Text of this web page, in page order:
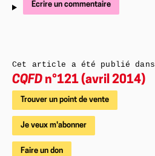
Écrire un commentaire
Cet article a été publié dans
CQFD n°121 (avril 2014)
Trouver un point de vente
Je veux m'abonner
Faire un don